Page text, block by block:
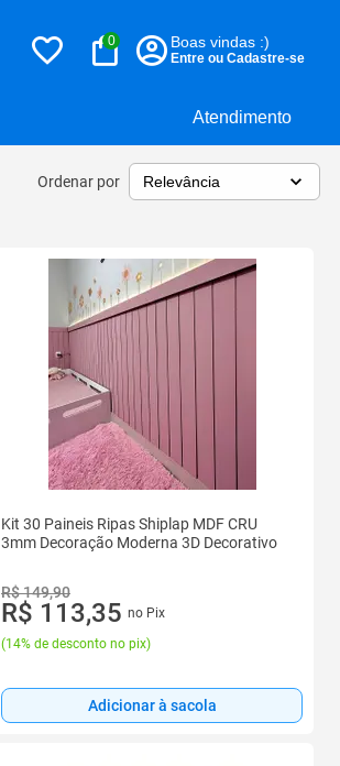
Atendimento
0 Boas vindas :)
Entre ou Cadastre-se
Ordenar por
Kit 30 Paineis Ripas Shiplap MDF CRU
3mm Decoração Moderna 3D Decorativo
R$ 149,90
R$ 113,35 no Pix
(14% de desconto no pix)
Adicionar à sacola